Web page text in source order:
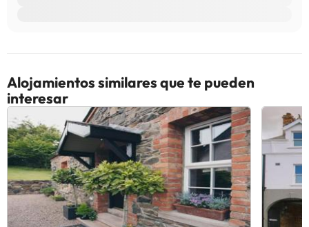
Alojamientos similares que te pueden
interesar